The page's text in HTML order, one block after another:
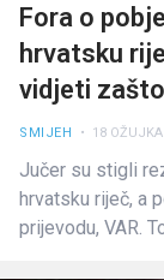
Fora o
hrvatsku
vidjeti zašto
SMIJEH • 18
Jučer su stigli
hrvatsku riječ, a
prijevodu, VAR.